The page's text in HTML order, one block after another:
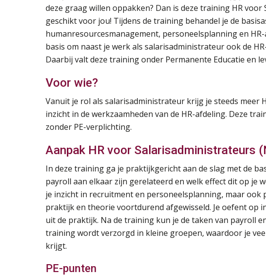
deze graag willen oppakken? Dan is deze training HR voor
geschikt voor jou! Tijdens de training behandel je de
humanresourcesmanagement, personeelsplanning en
basis om naast je werk als salarisadministrateur ook de
Daarbij valt deze training onder Permanente Educatie en
Voor wie?
Vanuit je rol als salarisadministrateur krijg je steeds meer
inzicht in de werkzaamheden van de HR-afdeling. Deze
zonder PE-verplichting.
Aanpak HR voor Salarisadministrateurs
In deze training ga je praktijkgericht aan de slag met de
payroll aan elkaar zijn gerelateerd en welk effect dit op je
je inzicht in recruitment en personeelsplanning, maar
praktijk en theorie voortdurend afgewisseld. Je oefent op
uit de praktijk. Na de training kun je de taken van payroll
training wordt verzorgd in kleine groepen, waardoor je
krijgt.
PE-punten